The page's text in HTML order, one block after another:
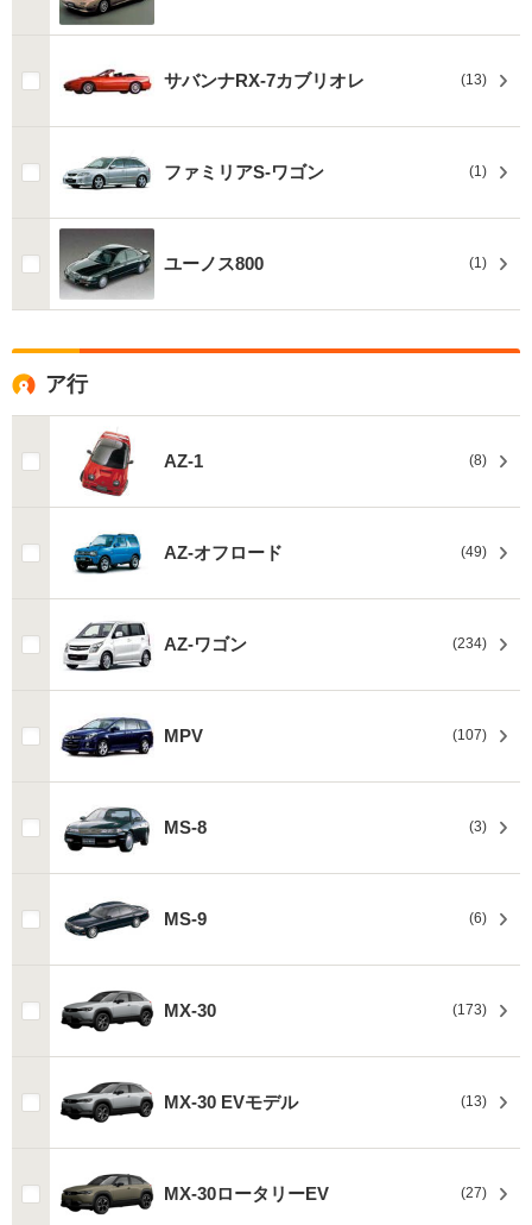
サバンナRX-7カブリオレ (13)
ファミリアS-ワゴン (1)
ユーノス800 (1)
ア行
AZ-1 (8)
AZ-オフロード (49)
AZ-ワゴン (234)
MPV (107)
MS-8 (3)
MS-9 (6)
MX-30 (173)
MX-30 EVモデル (13)
MX-30ロータリーEV (27)